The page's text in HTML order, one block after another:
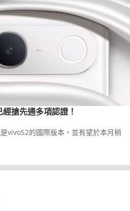
搶先通多項認證！
vivoS2的國際版本，並有望於本月稍